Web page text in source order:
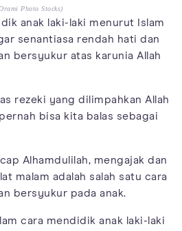
Photo Stocks)
anak laki-laki menurut Islam
senantiasa rendah hati dan
bersyukur atas karunia Allah
rezeki yang dilimpahkan Allah
bisa kita balas sebagai
Alhamdulilah, mengajak dan
malam adalah salah satu cara
bersyukur pada anak.
cara mendidik anak laki-laki